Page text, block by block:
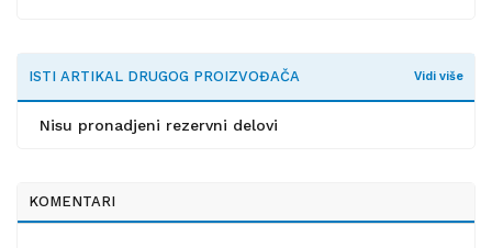
ISTI ARTIKAL DRUGOG PROIZVOĐAČA Vidi više
Nisu pronadjeni rezervni delovi
KOMENTARI